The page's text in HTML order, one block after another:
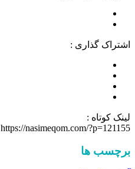
اشتراک گذاری :
لینک کوتاه :
https://nasimeqom.com/?p=121155
برچسب ها